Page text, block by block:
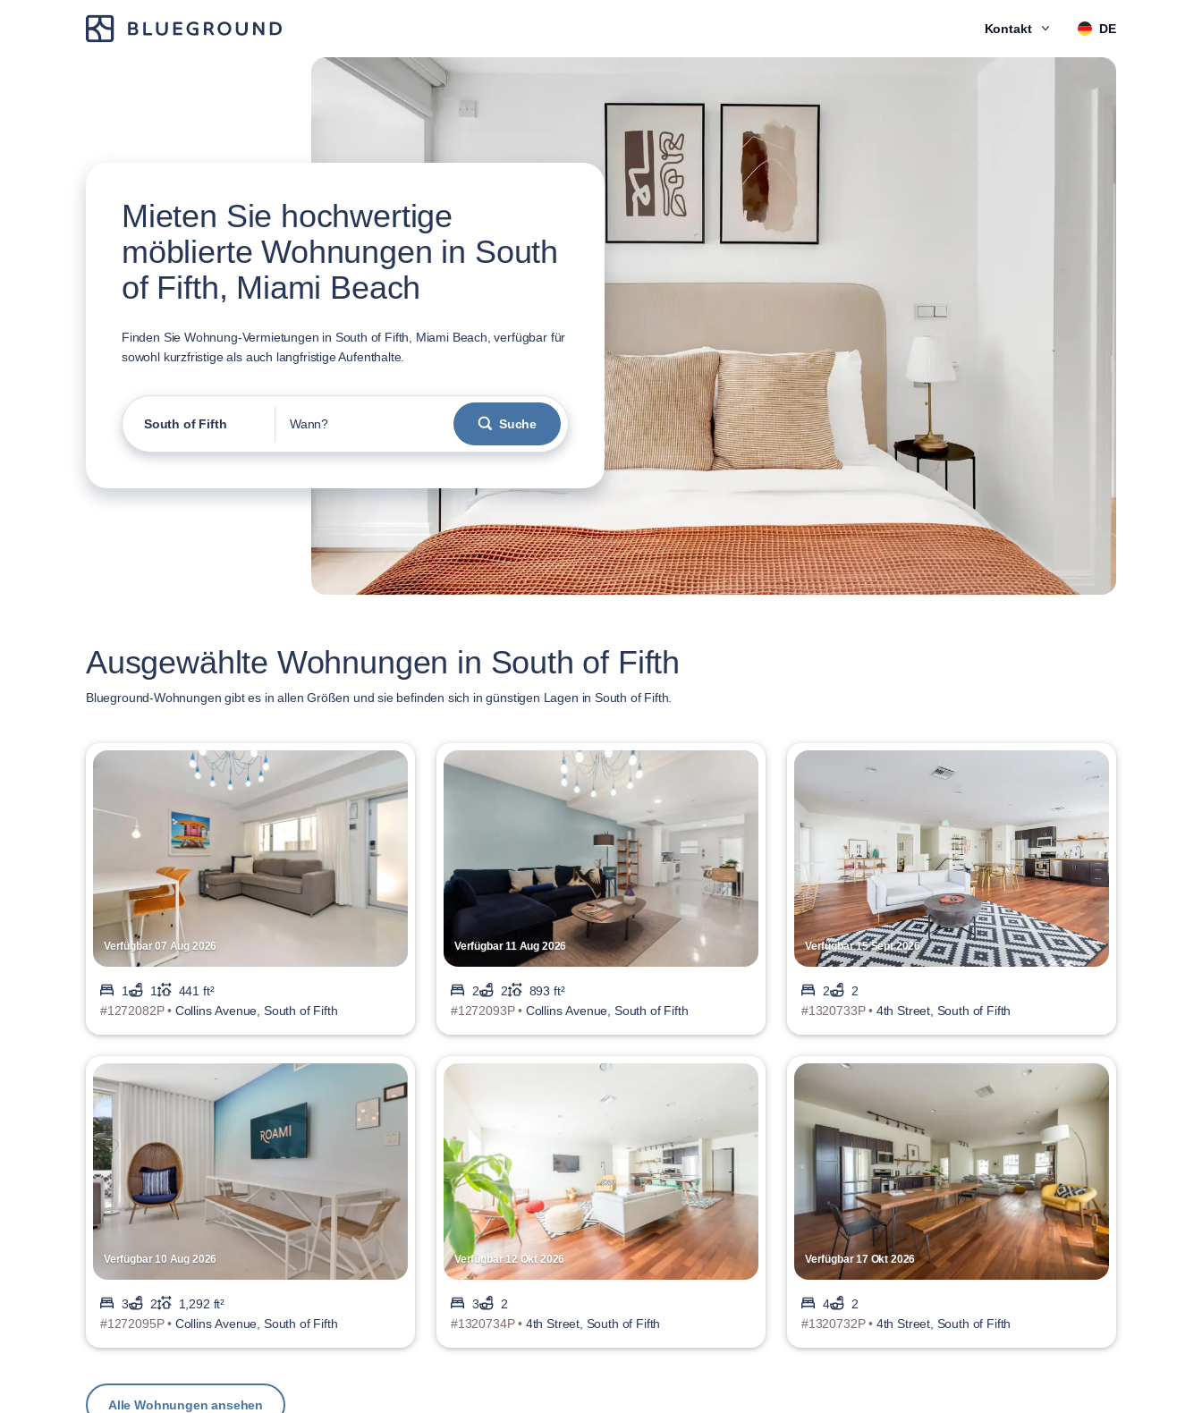
Kontakt DE
Mieten Sie hochwertige
möblierte Wohnungen in South
of Fifth, Miami Beach
Finden Sie Wohnung-Vermietungen in South of Fifth, Miami Beach, verfügbar für
sowohl kurzfristige als auch langfristige Aufenthalte.
South of Fifth Wann? Suche
Ausgewählte Wohnungen in South of Fifth
Blueground-Wohnungen gibt es in allen Größen und sie befinden sich in günstigen Lagen in South of Fifth.
Verfügbar 07 Aug 2026
1 1
441 ft²
#1272082P • Collins Avenue, South of Fifth
Verfügbar 11 Aug 2026
2 2
893 ft²
#1272093P • Collins Avenue, South of Fifth
Verfügbar 15 Sept 2026
2
2
#1320733P • 4th Street, South of Fifth
Verfügbar 10 Aug 2026
3 2
1,292 ft²
#1272095P • Collins Avenue, South of Fifth
Verfügbar 12 Okt 2026
3
2
#1320734P • 4th Street, South of Fifth
Verfügbar 17 Okt 2026
4
2
#1320732P • 4th Street, South of Fifth
Alle Wohnungen ansehen